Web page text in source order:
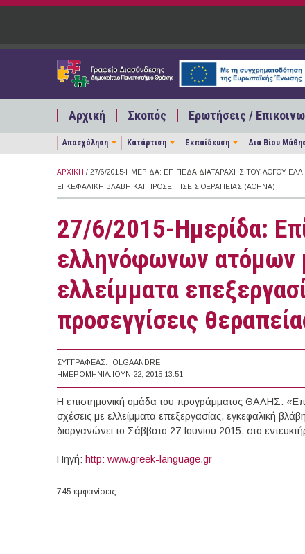
Παράκαμψη προς το κυρίως περιεχόμενο
Αρχική Σκοπός Ερωτήσεις /
Απασχόληση Κατάρτιση Εκπαίδευση Δια Βίου
ΑΡΧΙΚΉ / 27/6/2015-ΗΜΕΡΊΔΑ: ΕΠΊΠΕΔΑ ΔΙΑΤΑΡΑΧΉΣ ΤΟΥ ΛΌΓΟΥ
ΕΓΚΕΦΑΛΙΚΉ ΒΛΆΒΗ ΚΑΙ ΠΡΟΣΕΓΓΊΣΕΙΣ ΘΕΡΑΠΕΊΑΣ (ΑΘΉΝΑ)
27/6/2015-Ημερίδα:
ελληνόφωνων ατόμων
ελλείμματα
προσεγγίσεις
ΣΥΓΓΡΑΦΈΑΣ:
OLGAANDRE
ΗΜΕΡΟΜΗΝΊΑ: ΙΟΥΝ 22, 2015 13:51
Η επιστημονική ομάδα του προγράμματος ΘΑΛΗΣ:
σχέσεις με ελλείμματα επεξεργασίας, εγκεφαλική
διοργανώνει το Σάββατο 27 Ιουνίου 2015, στο
Πηγή: http: www.greek-language.gr
745 εμφανίσεις